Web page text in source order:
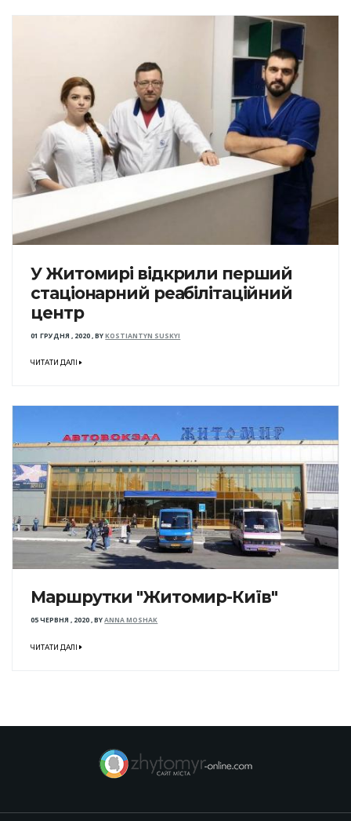
У Житомирі відкрили перший
стаціонарний реабілітаційний
центр
01 ГРУДНЯ , 2020,BYKOSTIANTYN SUSKYI
ЧИТАТИ ДАЛІ
Маршрутки "Житомир-Київ"
05 ЧЕРВНЯ , 2020,BYANNA MOSHAK
ЧИТАТИ ДАЛІ